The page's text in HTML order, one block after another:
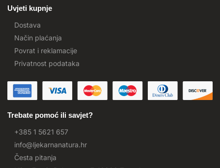
Uvjeti kupnje
Dostava
Način plaćanja
Povrat i reklamacije
Privatnost podataka
Trebate pomoć ili savjet?
+385 1 5621 657
info@ljekarnanatura.hr
Česta pitanja